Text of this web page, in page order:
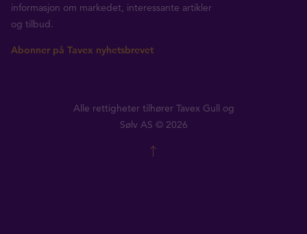
informasjon om markedet, interessante artikler
og tilbud.
Abonner på Tavex nyhetsbrevet
Alle rettigheter tilhører Tavex Gull og
Sølv AS © 2026